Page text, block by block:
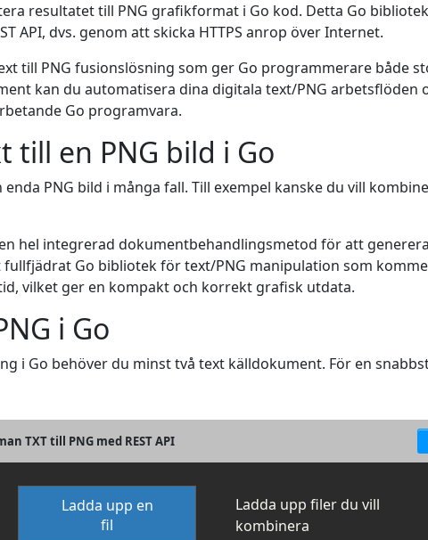
resultatet till PNG grafikformat i Go kod. Detta Go
API, dvs. genom att skicka HTTPS anrop över Internet.
till PNG fusionslösning som ger Go programmerare både
kan du automatisera dina digitala text/PNG arbetsflöden
Go programvara.
till en PNG bild i Go
PNG bild i många fall. Till exempel kanske du vill
hel integrerad dokumentbehandlingsmetod för att
Go bibliotek för text/PNG manipulation som
vilket ger en kompakt och korrekt grafisk utdata.
i Go
i Go behöver du minst två text källdokument. För en
TXT till PNG med REST API
Ladda upp en
fil
Ladda upp filer du vill
kombinera